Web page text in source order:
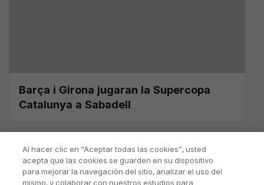
Barça i Girona jugaran la Supercopa
Catalunya a Sabadell
Al hacer clic en “Aceptar todas las cookies”, usted
acepta que las cookies se guarden en su dispositivo
para mejorar la navegación del sitio, analizar el uso del
mismo, y colaborar con nuestros estudios para